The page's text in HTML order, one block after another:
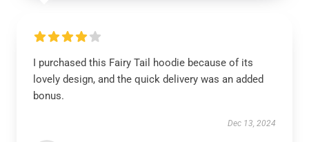
I purchased this Fairy Tail hoodie because of its
lovely design, and the quick delivery was an added
bonus.
Dec 13, 2024